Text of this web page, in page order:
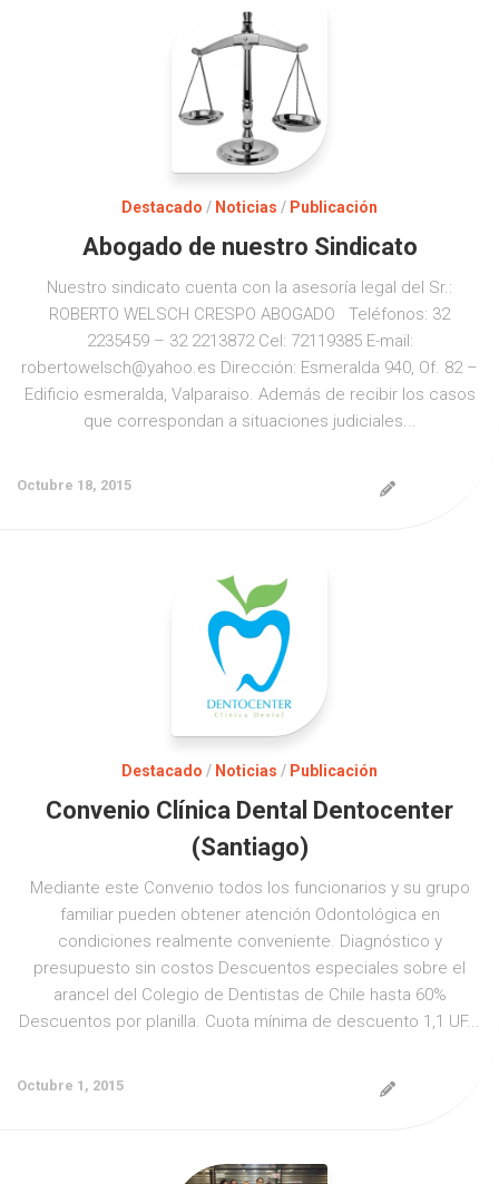
Destacado / Noticias / Publicación
Abogado de nuestro Sindicato
Nuestro sindicato cuenta con la asesoría legal del Sr.:
ROBERTO WELSCH CRESPO ABOGADO Teléfonos: 32
2235459 – 32 2213872 Cel: 72119385 E-mail:
robertowelsch@yahoo.es Dirección: Esmeralda 940, Of. 82 –
Edificio esmeralda, Valparaiso. Además de recibir los casos
que correspondan a situaciones judiciales...
Octubre 18, 2015
Destacado / Noticias / Publicación
Convenio Clínica Dental Dentocenter
(Santiago)
Mediante este Convenio todos los funcionarios y su grupo
familiar pueden obtener atención Odontológica en
condiciones realmente conveniente. Diagnóstico y
presupuesto sin costos Descuentos especiales sobre el
arancel del Colegio de Dentistas de Chile hasta 60%
Descuentos por planilla. Cuota mínima de descuento 1,1 UF...
Octubre 1, 2015